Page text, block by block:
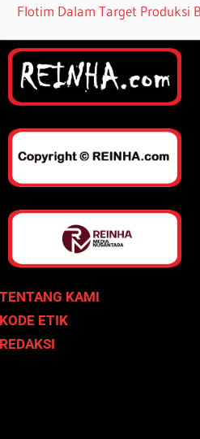
Flotim Dalam Target Produksi
TENTANG KAMI
KODE ETIK
REDAKSI